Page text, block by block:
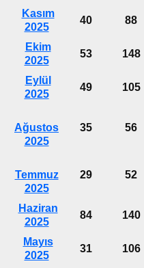
Kasım
2025
40 88
Ekim
2025
53 148
Eylül
2025
49 105
Ağustos
2025
35 56
Temmuz
2025
29 52
Haziran
2025
84 140
Mayıs
2025
31 106